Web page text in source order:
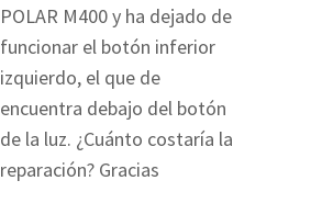
POLAR M400 y ha dejado de
funcionar el botón inferior
izquierdo, el que de
encuentra debajo del botón
de la luz. ¿Cuánto costaría la
reparación? Gracias